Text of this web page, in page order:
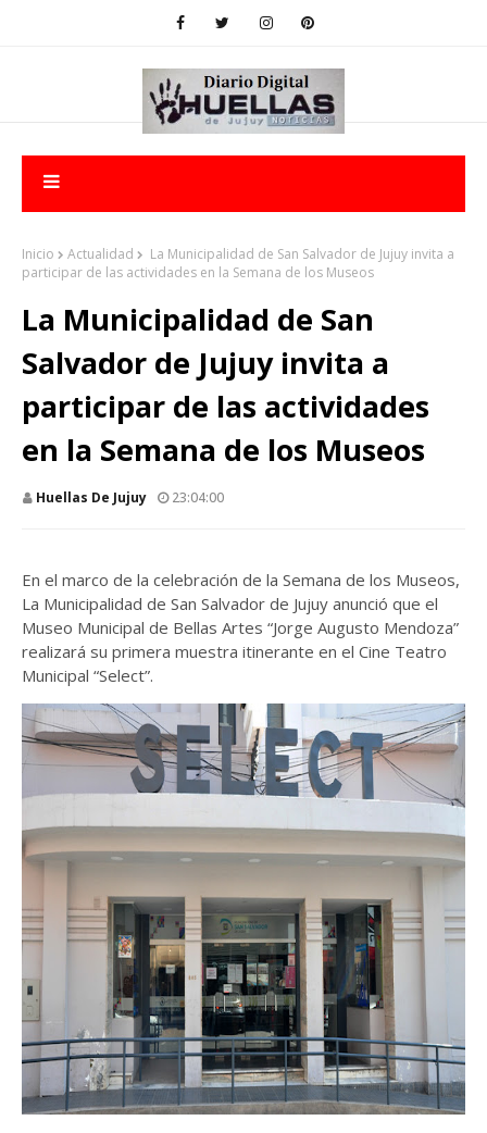
Inicio Actualidad
La Municipalidad de San Salvador de Jujuy invita a
participar de las actividades en la Semana de los Museos
La Municipalidad de San
Salvador de Jujuy invita a
participar de las actividades
en la Semana de los Museos
Huellas De Jujuy 23:04:00
En el marco de la celebración de la Semana de los Museos,
La Municipalidad de San Salvador de Jujuy anunció que el
Museo Municipal de Bellas Artes “Jorge Augusto Mendoza”
realizará su primera muestra itinerante en el Cine Teatro
Municipal “Select”.